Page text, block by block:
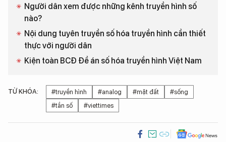
Người dân xem được những kênh truyền hình số
nào?
Nội dung tuyên truyền số hóa truyền hình cần thiết
thực với người dân
Kiện toàn BCĐ Đề án số hóa truyền hình Việt Nam
TỪ KHÓA: #truyền hình #analog #mặt đất
#sống
#tần số
#viettimes